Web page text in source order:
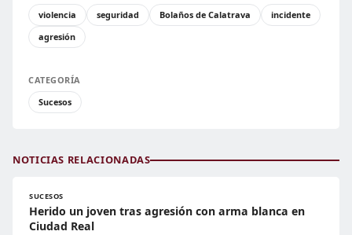
violencia
seguridad Bolaños de Calatrava
incidente
agresión
CATEGORÍA
Sucesos
NOTICIAS RELACIONADAS
SUCESOS
Herido un joven tras agresión con arma blanca en
Ciudad Real